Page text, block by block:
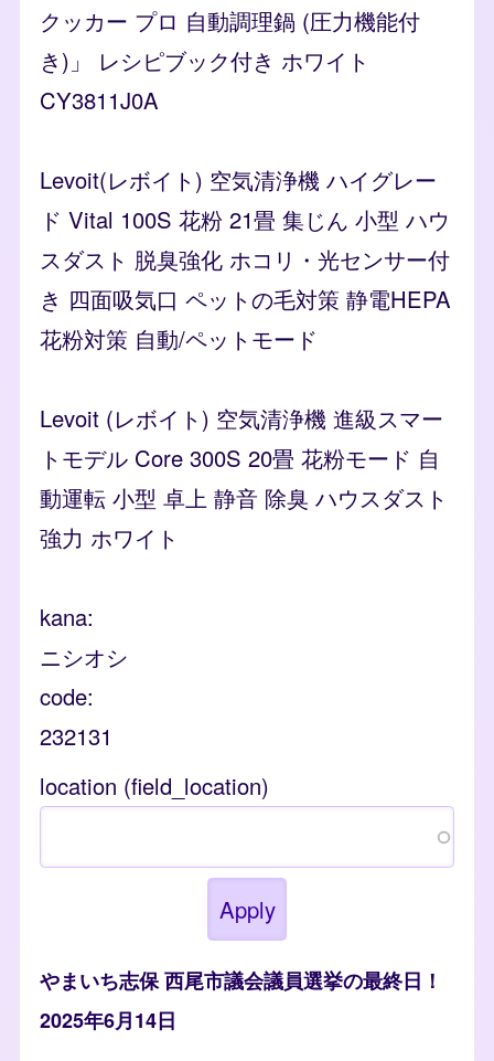
クッカー プロ 自動調理鍋 (圧力機能付
き)」 レシピブック付き ホワイト
CY3811J0A
Levoit(レボイト) 空気清浄機 ハイグレー
ド Vital 100S 花粉 21畳 集じん 小型 ハウ
スダスト 脱臭強化 ホコリ・光センサー付
き 四面吸気口 ペットの毛対策 静電HEPA
花粉対策 自動/ペットモード
Levoit (レボイト) 空気清浄機 進級スマー
トモデル Core 300S 20畳 花粉モード 自
動運転 小型 卓上 静音 除臭 ハウスダスト
強力 ホワイト
kana
ニシオシ
code
232131
location (field_location)
やまいち志保 西尾市議会議員選挙の最終日！
2025年6月14日